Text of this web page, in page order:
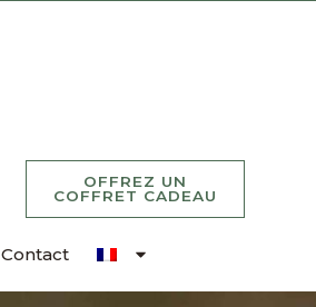
OFFREZ UN
COFFRET CADEAU
Contact